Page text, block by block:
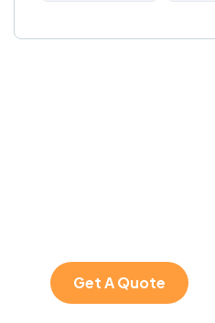
Get A Quote